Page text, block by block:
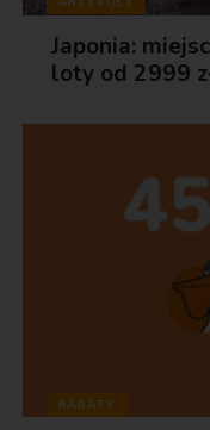
Japonia:
loty od 2999
RABATY